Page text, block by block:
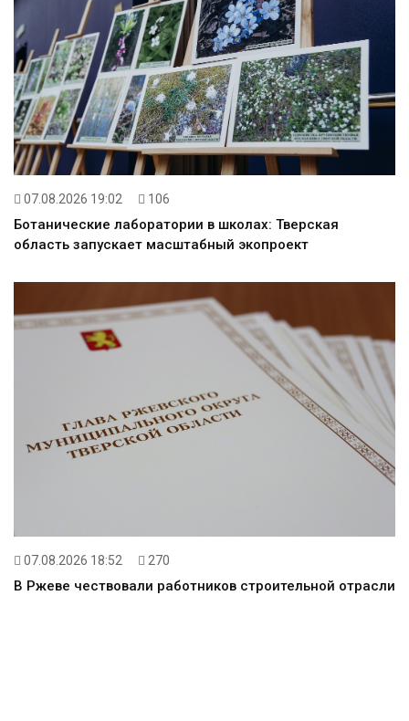
07.08.2026 19:02 106
Ботанические лаборатории в школах: Тверская
область запускает масштабный экопроект
07.08.2026 18:52 270
В Ржеве чествовали работников строительной отрасли